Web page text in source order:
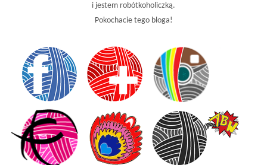
i jestem robótkoholiczką.
Pokochacie tego bloga!